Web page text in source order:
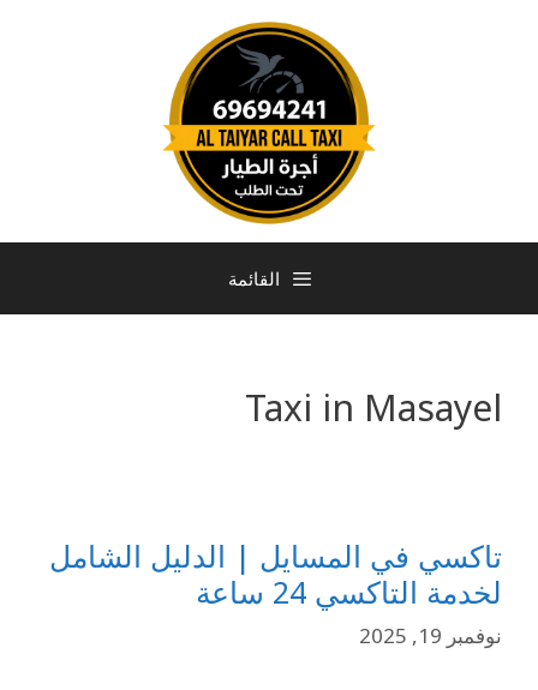
القائمة
Taxi in Masayel
تاكسي في المسايل | الدليل الشامل
لخدمة التاكسي 24 ساعة
نوفمبر 19, 2025